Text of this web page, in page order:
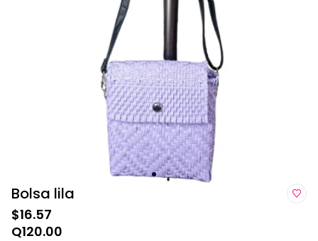
Bolsa lila
$16.57
Q120.00